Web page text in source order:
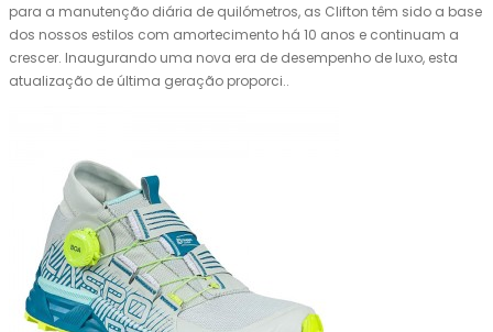
para a manutenção diária de quilómetros, as Clifton têm sido a base
dos nossos estilos com amortecimento há 10 anos e continuam a
crescer. Inaugurando uma nova era de desempenho de luxo, esta
atualização de última geração proporci..